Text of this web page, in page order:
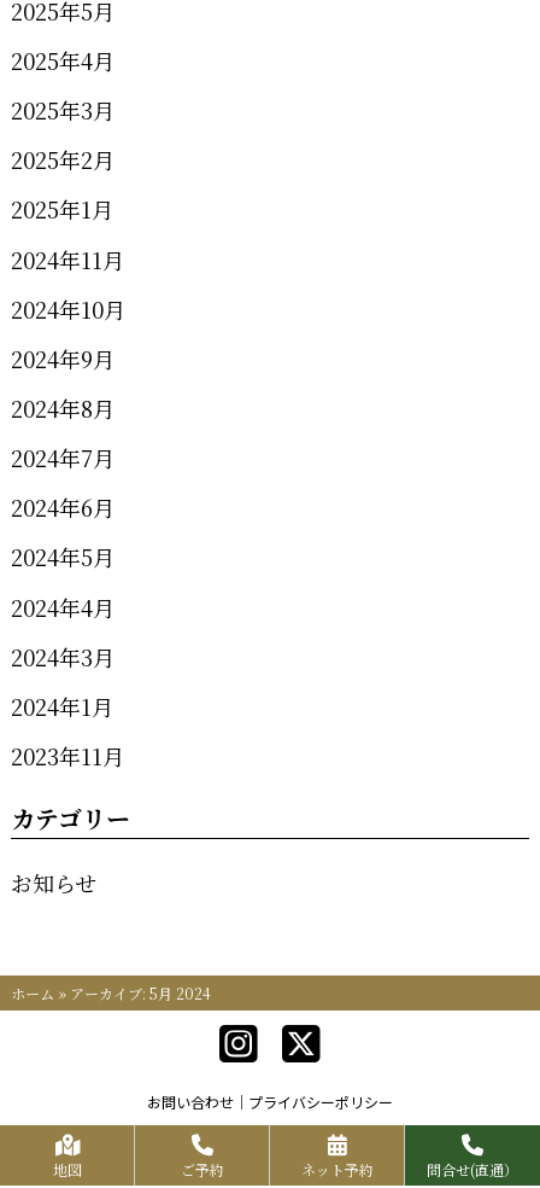
2025年5月
2025年4月
2025年3月
2025年2月
2025年1月
2024年11月
2024年10月
2024年9月
2024年8月
2024年7月
2024年6月
2024年5月
2024年4月
2024年3月
2024年1月
2023年11月
カテゴリー
お知らせ
ホーム » アーカイブ: 5月 2024
お問い合わせ プライバシーポリシー
Copyrights KR FOOD SERVICE All Rights Reserved.
地図 ご予約 ネット予約 問合せ(直通）